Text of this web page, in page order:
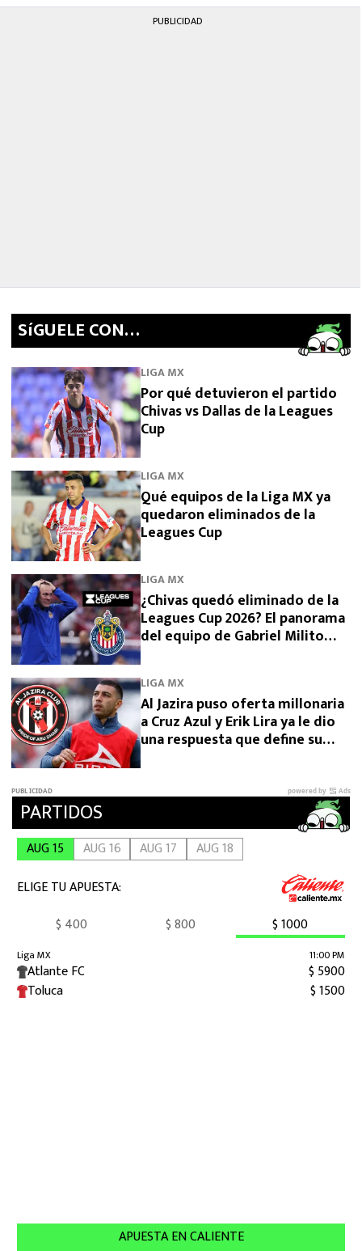
PUBLICIDAD
SíGUELE CON…
LIGA MX
Por qué detuvieron el partido
Chivas vs Dallas de la Leagues
Cup
LIGA MX
Qué equipos de la Liga MX ya
quedaron eliminados de la
Leagues Cup
LIGA MX
¿Chivas quedó eliminado de la
Leagues Cup 2026? El panorama
del equipo de Gabriel Milito
LIGA MX
Al Jazira puso oferta millonaria
a Cruz Azul y Erik Lira ya le dio
una respuesta que define su